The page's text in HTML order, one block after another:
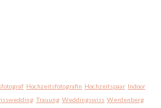
Hochzeitsfotografin Hochzeitspaar Indoor
Trauung Weddingswiss Werdenberg